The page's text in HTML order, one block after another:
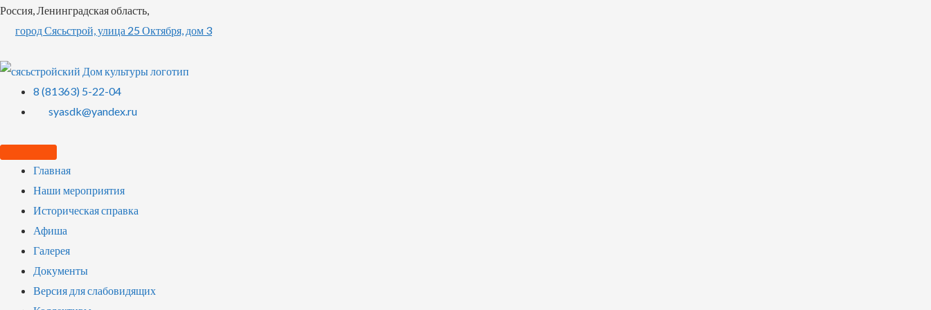
Россия, Ленинградская область,
город Сясьстрой, улица 25 Октября, дом 3
8 (81363) 5-22-04
syasdk@yandex.ru
Главная
Наши мероприятия
Историческая справка
Афиша
Галерея
Документы
Версия для слабовидящих